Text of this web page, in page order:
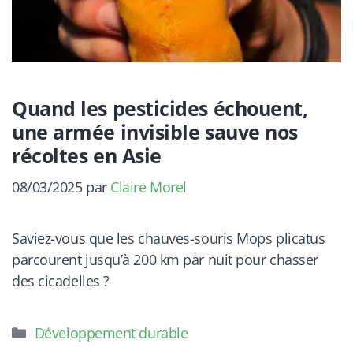
Quand les pesticides échouent,
une armée invisible sauve nos
récoltes en Asie
08/03/2025 par Claire Morel
Saviez-vous que les chauves-souris Mops plicatus
parcourent jusqu’à 200 km par nuit pour chasser
des cicadelles ?
Catégories
Développement durable